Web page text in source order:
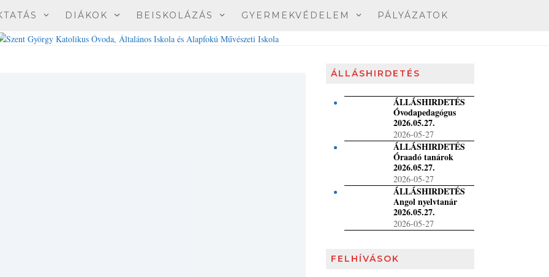
DIÁKOK BEISKOLÁZÁS GYERMEKVÉDELEM PÁLYÁZATOK
ÁLLÁSHIRDETÉS
ÁLLÁSHIRDETÉS
Óvodapedagógus
2026.05.27.
2026-05-27
ÁLLÁSHIRDETÉS
Óraadó tanárok
2026.05.27.
2026-05-27
ÁLLÁSHIRDETÉS
Angol nyelvtanár
2026.05.27.
2026-05-27
FELHÍVÁSOK